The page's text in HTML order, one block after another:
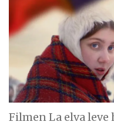
Filmen La elva